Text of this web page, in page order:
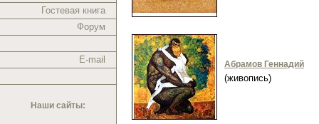
Гостевая книга
Форум
E-mail
Наши сайты:
Абрамов Геннадий
(живопись)